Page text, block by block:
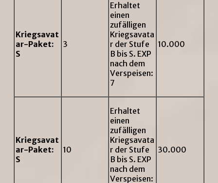
Kriegsavat
ar-Paket:
S
3
Erhaltet
einen
zufälligen
Kriegsavata
r der Stufe
B bis S. EXP
nach dem
Verspeisen:
7
10.000
Kriegsavat
ar-Paket:
S
10
Erhaltet
einen
zufälligen
Kriegsavata
r der Stufe
B bis S. EXP
nach dem
Verspeisen:
30.000